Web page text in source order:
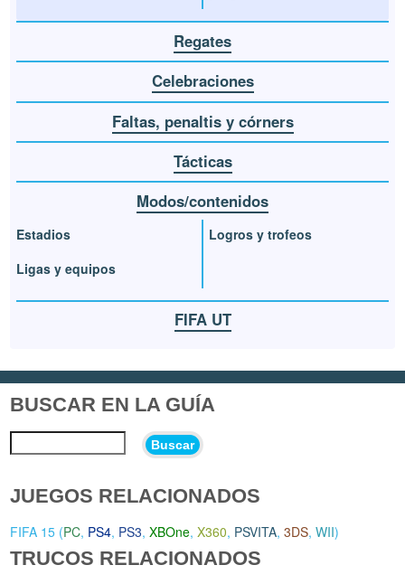
Regates
Celebraciones
Faltas, penaltis y córners
Tácticas
Modos/contenidos
Estadios
Ligas y equipos
Logros y trofeos
FIFA UT
BUSCAR EN LA GUÍA
Buscar
JUEGOS RELACIONADOS
FIFA 15 (PC, PS4, PS3,XBOne,X360, PSVITA,3DS,WII)
TRUCOS RELACIONADOS